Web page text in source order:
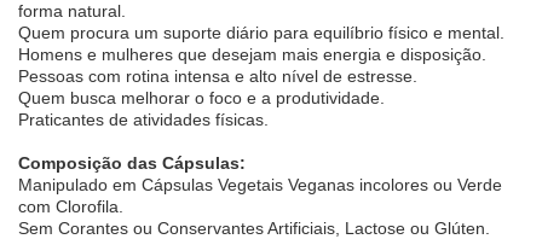
forma natural.
Quem procura um suporte diário para equilíbrio físico e mental.
Homens e mulheres que desejam mais energia e disposição.
Pessoas com rotina intensa e alto nível de estresse.
Quem busca melhorar o foco e a produtividade.
Praticantes de atividades físicas.
Composição das Cápsulas:
Manipulado em Cápsulas Vegetais Veganas incolores ou Verde
com Clorofila.
Sem Corantes ou Conservantes Artificiais, Lactose ou Glúten.